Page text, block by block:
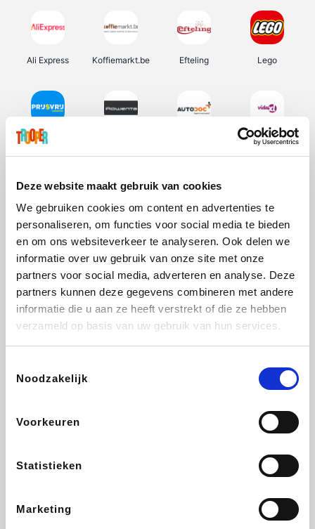
Deze website maakt gebruik van cookies
We gebruiken cookies om content en advertenties te
personaliseren, om functies voor social media te bieden
en om ons websiteverkeer te analyseren. Ook delen we
informatie over uw gebruik van onze site met onze
partners voor social media, adverteren en analyse. Deze
partners kunnen deze gegevens combineren met andere
informatie die u aan ze heeft verstrekt of die ze hebben
verzameld op basis van uw gebruik van hun services.
Noodzakelijk
Voorkeuren
Statistieken
Marketing
Ali Express Koffiemarkt.be Efteling Lego
Prijsvrij Vidaxl
Lampenlicht.be De Online Drogist Hotels.com Adidas
DectDirect
Brussels Airlines
EuroGifts Get Your Guide